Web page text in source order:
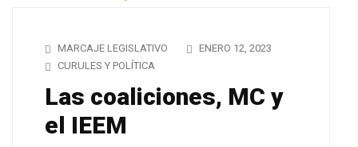
MARCAJE LEGISLATIVO
ENERO 12, 2023
CURULES Y POLÍTICA
Las coaliciones, MC y
el IEEM